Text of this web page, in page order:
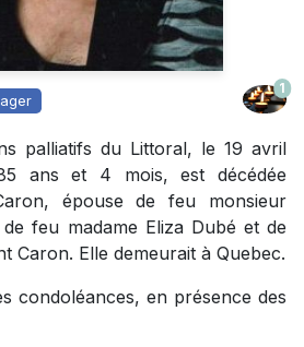
1
palliatifs du Littoral, le 19 avril
ans et 4 mois, est décédée
épouse de feu monsieur
feu madame Eliza Dubé et de
Caron. Elle demeurait à Quebec.
condoléances, en présence des